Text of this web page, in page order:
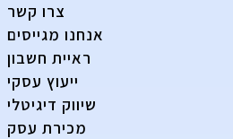
צרו קשר
אנחנו מגייסים
ראיית חשבון
ייעוץ עסקי
שיווק דיגיטלי
מכירת עסק